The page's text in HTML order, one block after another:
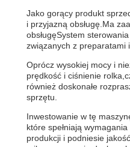
Jako gorący produkt
i przyjazną obsługę.Ma
obsługęSystem
związanych z preparatami
Oprócz wysokiej mocy i
prędkość i ciśnienie
również doskonałe
sprzętu.
Inwestowanie w tę
które spełniają
produkcji i podniesie